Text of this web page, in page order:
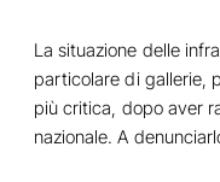
La situazione delle
particolare di gallerie,
più critica, dopo aver
nazionale. A